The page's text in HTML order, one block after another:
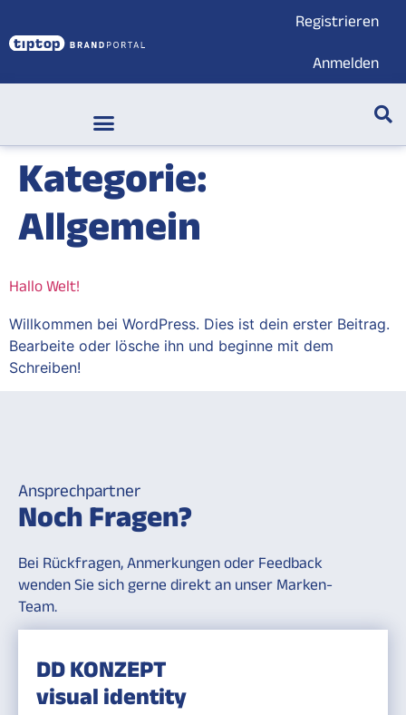
Registrieren
Anmelden
Kategorie:
Allgemein
Hallo Welt!
Willkommen bei WordPress. Dies ist dein erster Beitrag.
Bearbeite oder lösche ihn und beginne mit dem
Schreiben!
Ansprechpartner
Noch Fragen?
Bei Rückfragen, Anmerkungen oder Feedback
wenden Sie sich gerne direkt an unser Marken-
Team.
DD KONZEPT
visual identity